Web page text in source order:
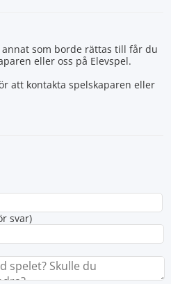
som borde rättas till får du
eller oss på Elevspel.
att kontakta spelskaparen eller
svar)